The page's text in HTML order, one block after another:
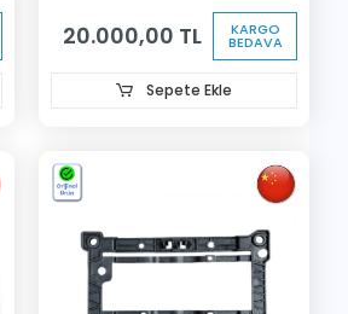
20.000,00 TL KARGO
BEDAVA
Sepete Ekle